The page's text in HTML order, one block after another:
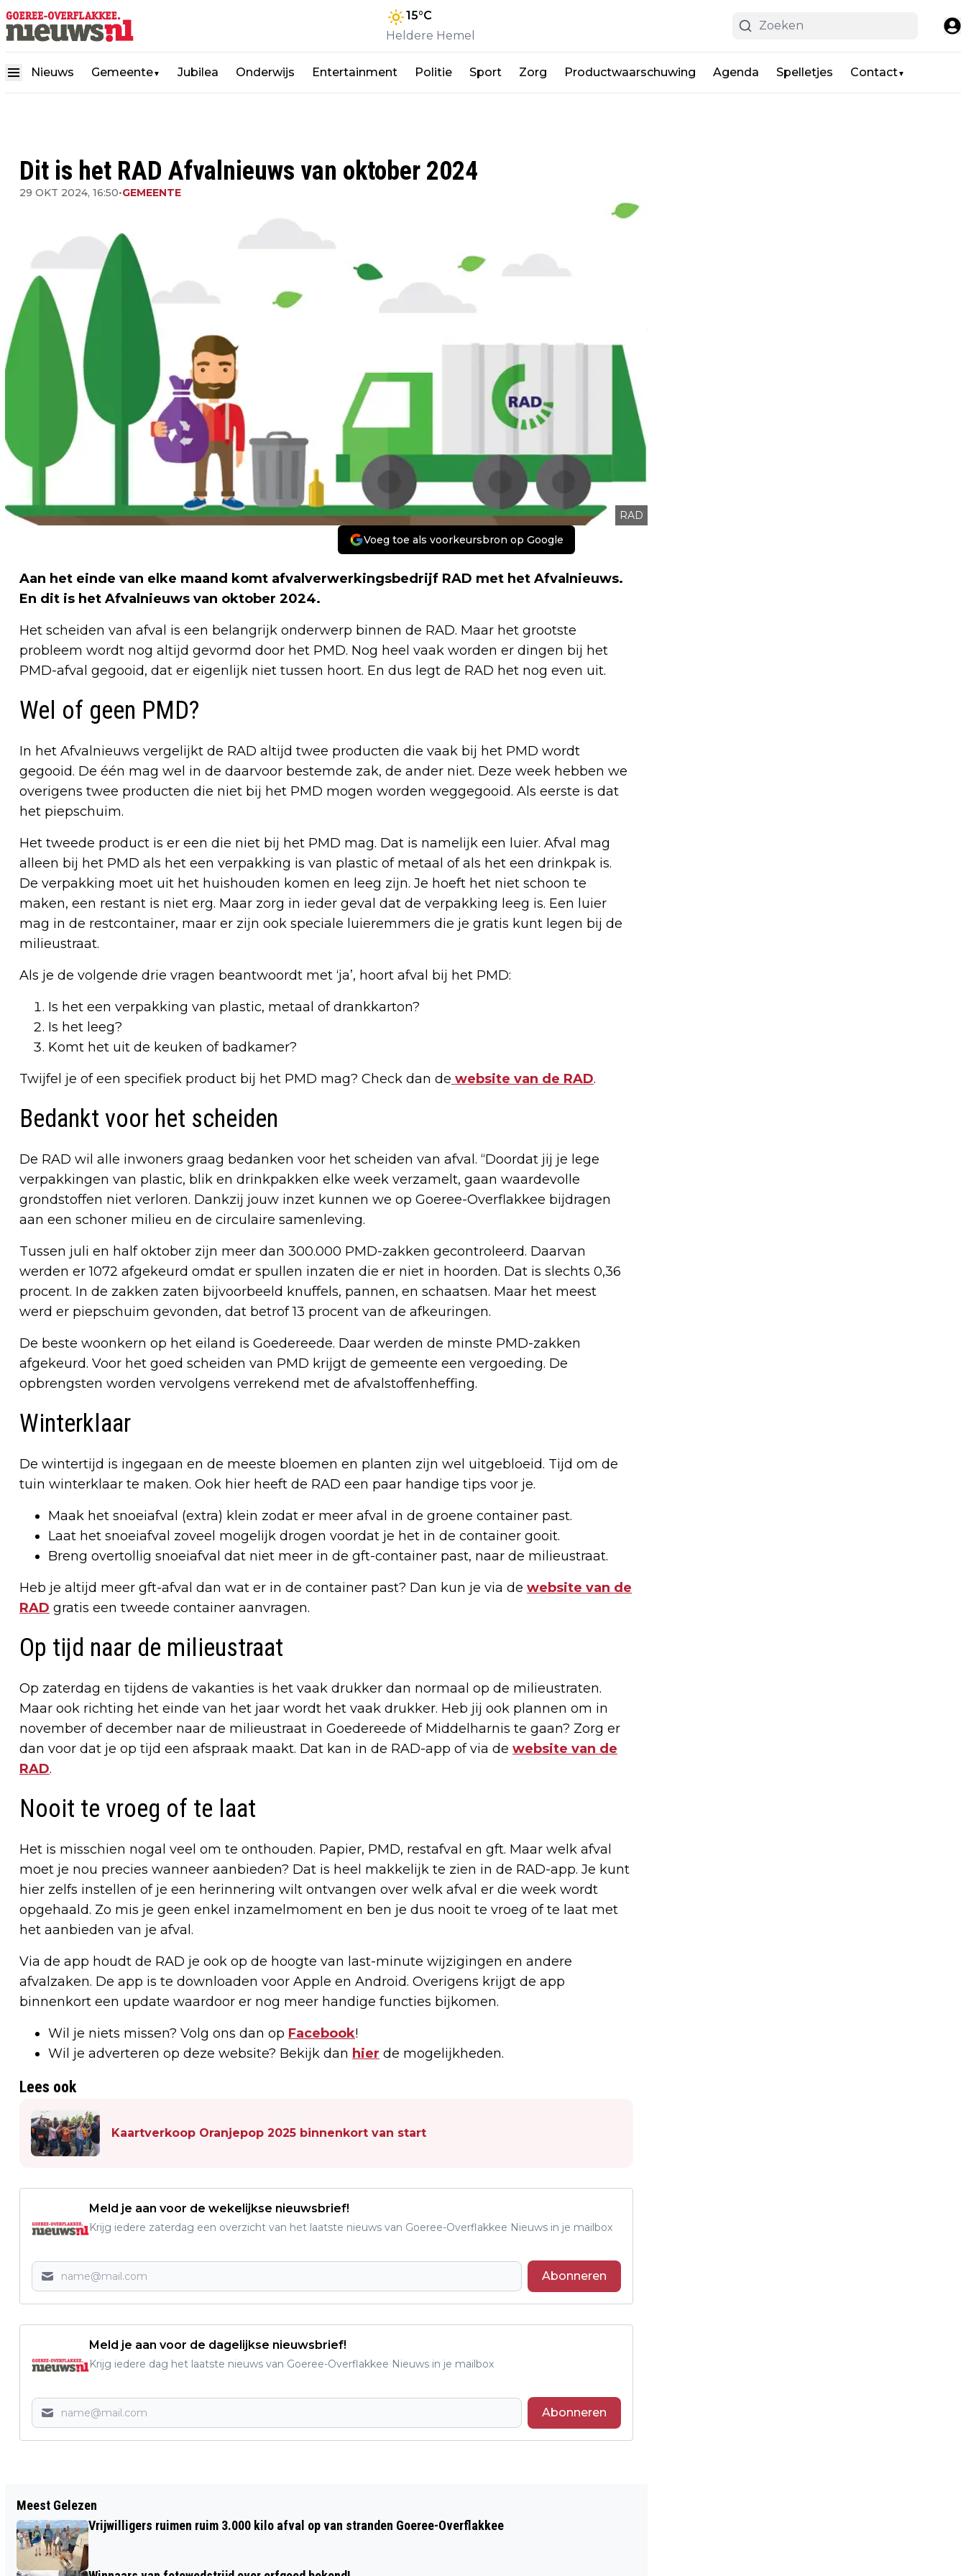
15°C
Heldere Hemel
Nieuws Gemeente▼ Jubilea Onderwijs Entertainment Politie Sport Zorg Productwaarschuwing Agenda Spelletjes Contact▼
Dit is het RAD Afvalnieuws van oktober 2024
29 OKT 2024, 16:50•GEMEENTE
RAD
Voeg toe als voorkeursbron op Google
Aan het einde van elke maand komt afvalverwerkingsbedrijf RAD met het Afvalnieuws.
En dit is het Afvalnieuws van oktober 2024.
Het scheiden van afval is een belangrijk onderwerp binnen de RAD. Maar het grootste
probleem wordt nog altijd gevormd door het PMD. Nog heel vaak worden er dingen bij het
PMD-afval gegooid, dat er eigenlijk niet tussen hoort. En dus legt de RAD het nog even uit.
Wel of geen PMD?
In het Afvalnieuws vergelijkt de RAD altijd twee producten die vaak bij het PMD wordt
gegooid. De één mag wel in de daarvoor bestemde zak, de ander niet. Deze week hebben we
overigens twee producten die niet bij het PMD mogen worden weggegooid. Als eerste is dat
het piepschuim.
Het tweede product is er een die niet bij het PMD mag. Dat is namelijk een luier. Afval mag
alleen bij het PMD als het een verpakking is van plastic of metaal of als het een drinkpak is.
De verpakking moet uit het huishouden komen en leeg zijn. Je hoeft het niet schoon te
maken, een restant is niet erg. Maar zorg in ieder geval dat de verpakking leeg is. Een luier
mag in de restcontainer, maar er zijn ook speciale luieremmers die je gratis kunt legen bij de
milieustraat.
Als je de volgende drie vragen beantwoordt met ‘ja’, hoort afval bij het PMD:
Is het een verpakking van plastic, metaal of drankkarton?
Is het leeg?
Komt het uit de keuken of badkamer?
Twijfel je of een specifiek product bij het PMD mag? Check dan de website van de RAD.
Bedankt voor het scheiden
De RAD wil alle inwoners graag bedanken voor het scheiden van afval. “Doordat jij je lege
verpakkingen van plastic, blik en drinkpakken elke week verzamelt, gaan waardevolle
grondstoffen niet verloren. Dankzij jouw inzet kunnen we op Goeree-Overflakkee bijdragen
aan een schoner milieu en de circulaire samenleving.
Tussen juli en half oktober zijn meer dan 300.000 PMD-zakken gecontroleerd. Daarvan
werden er 1072 afgekeurd omdat er spullen inzaten die er niet in hoorden. Dat is slechts 0,36
procent. In de zakken zaten bijvoorbeeld knuffels, pannen, en schaatsen. Maar het meest
werd er piepschuim gevonden, dat betrof 13 procent van de afkeuringen.
De beste woonkern op het eiland is Goedereede. Daar werden de minste PMD-zakken
afgekeurd. Voor het goed scheiden van PMD krijgt de gemeente een vergoeding. De
opbrengsten worden vervolgens verrekend met de afvalstoffenheffing.
Winterklaar
De wintertijd is ingegaan en de meeste bloemen en planten zijn wel uitgebloeid. Tijd om de
tuin winterklaar te maken. Ook hier heeft de RAD een paar handige tips voor je.
Maak het snoeiafval (extra) klein zodat er meer afval in de groene container past.
Laat het snoeiafval zoveel mogelijk drogen voordat je het in de container gooit.
Breng overtollig snoeiafval dat niet meer in de gft-container past, naar de milieustraat.
Heb je altijd meer gft-afval dan wat er in de container past? Dan kun je via de website van de
RAD gratis een tweede container aanvragen.
Op tijd naar de milieustraat
Op zaterdag en tijdens de vakanties is het vaak drukker dan normaal op de milieustraten.
Maar ook richting het einde van het jaar wordt het vaak drukker. Heb jij ook plannen om in
november of december naar de milieustraat in Goedereede of Middelharnis te gaan? Zorg er
dan voor dat je op tijd een afspraak maakt. Dat kan in de RAD-app of via de website van de
RAD.
Nooit te vroeg of te laat
Het is misschien nogal veel om te onthouden. Papier, PMD, restafval en gft. Maar welk afval
moet je nou precies wanneer aanbieden? Dat is heel makkelijk te zien in de RAD-app. Je kunt
hier zelfs instellen of je een herinnering wilt ontvangen over welk afval er die week wordt
opgehaald. Zo mis je geen enkel inzamelmoment en ben je dus nooit te vroeg of te laat met
het aanbieden van je afval.
Via de app houdt de RAD je ook op de hoogte van last-minute wijzigingen en andere
afvalzaken. De app is te downloaden voor Apple en Android. Overigens krijgt de app
binnenkort een update waardoor er nog meer handige functies bijkomen.
Wil je niets missen? Volg ons dan op Facebook!
Wil je adverteren op deze website? Bekijk dan hier de mogelijkheden.
Lees ook
Kaartverkoop Oranjepop 2025 binnenkort van start
Meld je aan voor de wekelijkse nieuwsbrief!
Krijg iedere zaterdag een overzicht van het laatste nieuws van Goeree-Overflakkee Nieuws in je mailbox
Abonneren
Meld je aan voor de dagelijkse nieuwsbrief!
Krijg iedere dag het laatste nieuws van Goeree-Overflakkee Nieuws in je mailbox
Abonneren
LAAT JIJ JE SNOR STAAN VOOR
‘MOVEMBER’?
WOENSDAG 30 OKTOBER
Meest Gelezen
Vrijwilligers ruimen ruim 3.000 kilo afval op van stranden Goeree-Overflakkee